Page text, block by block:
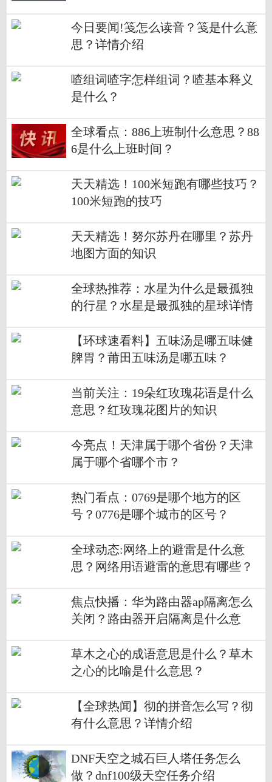
今日要闻!笺怎么读音？笺是什么意
思？详情介绍
喳组词喳字怎样组词？喳基本释义
是什么？
全球看点：886上班制什么意思？88
6是什么上班时间？
天天精选！100米短跑有哪些技巧？
100米短跑的技巧
天天精选！努尔苏丹在哪里？苏丹
地图方面的知识
全球热推荐：水星为什么是最孤独
的行星？水星是最孤独的星球详情
【环球速看料】五味汤是哪五味健
脾胃？莆田五味汤是哪五味？
当前关注：19朵红玫瑰花语是什么
意思？红玫瑰花图片的知识
今亮点！天津属于哪个省份？天津
属于哪个省哪个市？
热门看点：0769是哪个地方的区
号？0776是哪个城市的区号？
全球动态:网络上的避雷是什么意
思？网络用语避雷的意思有哪些？
焦点快播：华为路由器ap隔离怎么
关闭？路由器开启隔离是什么意
草木之心的成语意思是什么？草木
之心的比喻是什么意思？
【全球热闻】彻的拼音怎么写？彻
有什么意思？详情介绍
DNF天空之城石巨人塔任务怎么
做？dnf100级天空任务介绍